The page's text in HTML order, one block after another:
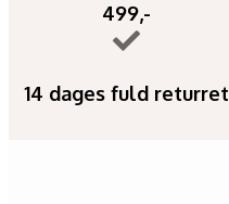
499,-
14 dages fuld returret